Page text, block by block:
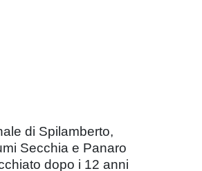
di Spilamberto,
Secchia e Panaro
dopo i 12 anni